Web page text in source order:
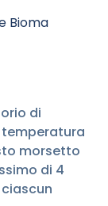
Bioma
di
morsetto
di 4